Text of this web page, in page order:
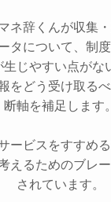
ネ辞くんが収集
タについて、制
生じやすい点がな
をどう受け取る
断軸を補足します。
ービスをすすめる
えるためのブレ
されています。